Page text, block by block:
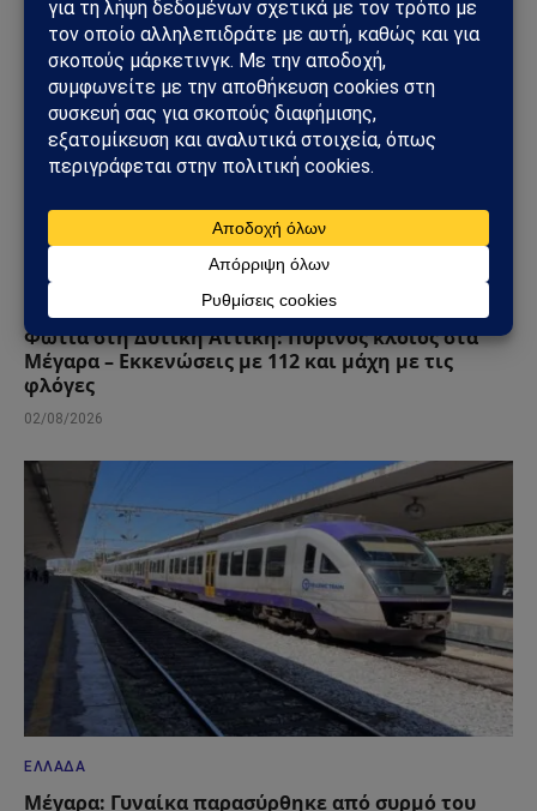
Φωτιά στη Δυτική Αττική: Πύρινος κλοιός στα
Μέγαρα – Εκκενώσεις με 112 και μάχη με τις
φλόγες
02/08/2026
ΕΛΛΆΔΑ
Μέγαρα: Γυναίκα παρασύρθηκε από συρμό του